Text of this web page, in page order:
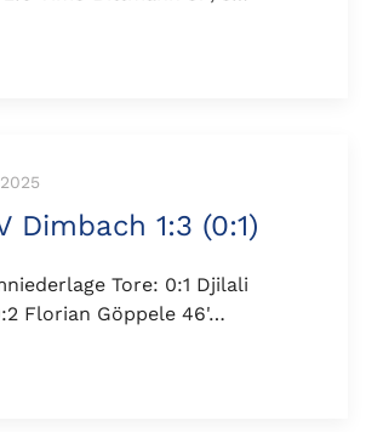
Dimbach 1:3 (0:1)
Tore: 0:1 Djilali
Florian Göppele 46'…